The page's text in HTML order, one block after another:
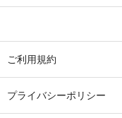
ご利用規約
プライバシーポリシー